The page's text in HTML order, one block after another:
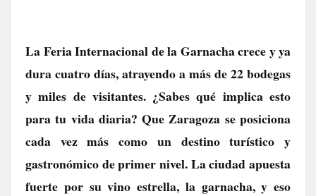
La Feria Internacional de la Garnacha crece y ya
dura cuatro días, atrayendo a más de 22 bodegas
y miles de visitantes. ¿Sabes qué implica esto
para tu vida diaria? Que Zaragoza se posiciona
cada vez más como un destino turístico y
gastronómico de primer nivel. La ciudad apuesta
fuerte por su vino estrella, la garnacha, y eso